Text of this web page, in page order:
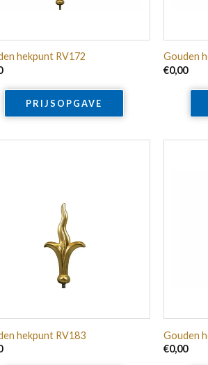
hekpunt RV172
PRIJSOPGAVE
Gouden
€0,00
hekpunt RV183
Gouden
€0,00